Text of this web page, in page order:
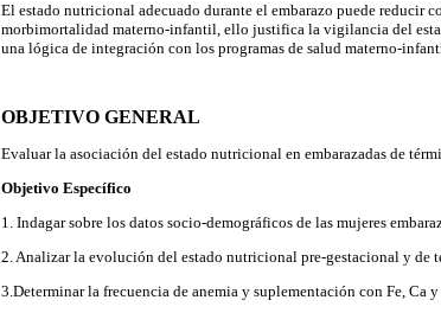
El estado nutricional adecuado durante el embarazo puede reducir
morbimortalidad materno-infantil, ello justifica la vigilancia del
una lógica de integración con los programas de salud materno-
OBJETIVO GENERAL
Evaluar la asociación del estado nutricional en embarazadas de
Objetivo Específico
1. Indagar sobre los datos socio-demográficos de las mujeres
2. Analizar la evolución del estado nutricional pre-gestacional y de
3.Determinar la frecuencia de anemia y suplementación con Fe, Ca